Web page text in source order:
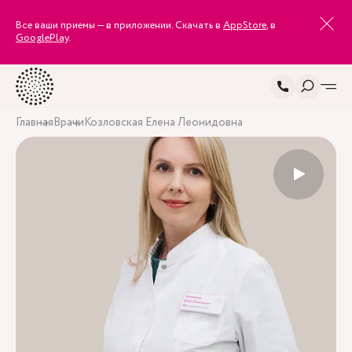
Все ваши приемы — в приложении. Скачать в AppStore, в
GooglePlay.
ГлавнаяВрачиКозловская Елена Леонидовна